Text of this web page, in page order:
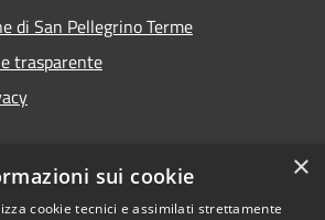
di San Pellegrino Terme
trasparente
accessibilità
×
sui cookie
cookie tecnici e assimilati strettamente